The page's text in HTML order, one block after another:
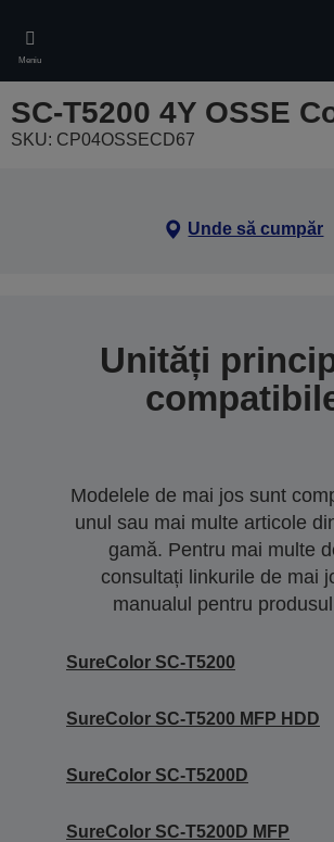
main
content
Meniu
SC-T5200 4Y OSSE
SKU: CP04OSSECD67
Unde să cumpăr
Unități
Modelele de mai jos sunt
unul sau mai multe articole
gamă. Pentru mai multe
consultați linkurile de mai
manualul pentru
SureColor SC-T5200
SureColor SC-T5200 MFP HDD
SureColor SC-T5200D
SureColor SC-T5200D MFP